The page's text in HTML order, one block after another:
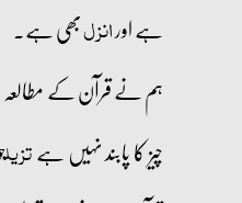
ہے اورانزلبھی ہے۔
ہم نے قرآن کے
چیز کا پابند نہیں ہےتزیل